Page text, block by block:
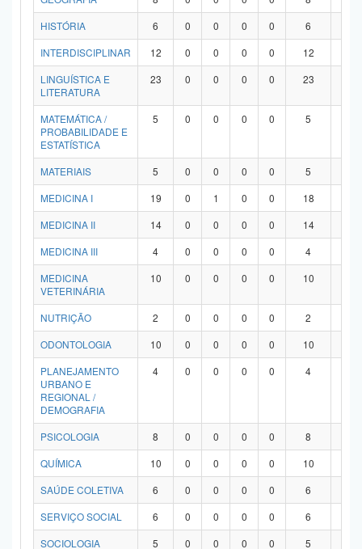
HISTÓRIA
6 0 0 0 0 6
INTERDISCIPLINAR
12 0 0 0 0 12
LINGUÍSTICA E
LITERATURA
23 0 0 0 0 23
MATEMÁTICA /
PROBABILIDADE E
ESTATÍSTICA
5 0 0 0 0 5
MATERIAIS 5 0 0 0 0 5
MEDICINA I
19 0 1 0 0 18
MEDICINA II
14 0 0 0 0 14
MEDICINA III
4 0 0 0 0 4
MEDICINA
VETERINÁRIA
10 0 0 0 0 10
NUTRIÇÃO 2 0 0 0 0 2
ODONTOLOGIA
10 0 0 0 0 10
PLANEJAMENTO
URBANO E
REGIONAL /
DEMOGRAFIA
4 0 0 0 0 4
PSICOLOGIA 8 0 0 0 0 8
QUÍMICA
10 0 0 0 0 10
SAÚDE COLETIVA
6 0 0 0 0 6
SERVIÇO SOCIAL
6 0 0 0 0 6
SOCIOLOGIA
5 0 0 0 0 5